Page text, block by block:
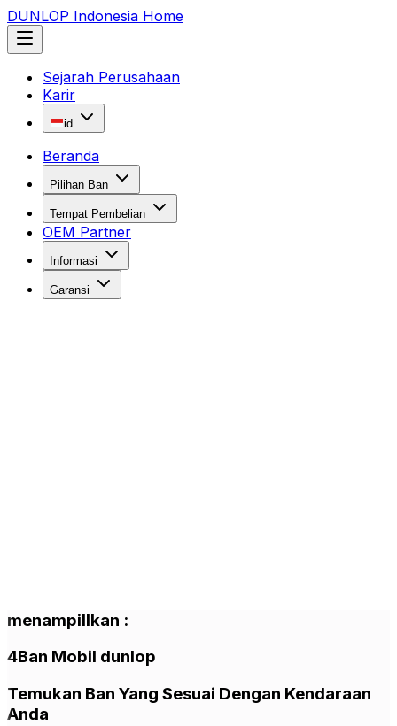
DUNLOP Indonesia Home
Sejarah Perusahaan
Karir
id
Beranda
Pilihan Ban
Tempat Pembelian
OEM Partner
Informasi
Garansi
menampillkan :
4Ban Mobil dunlop
Temukan Ban Yang Sesuai Dengan Kendaraan
Anda